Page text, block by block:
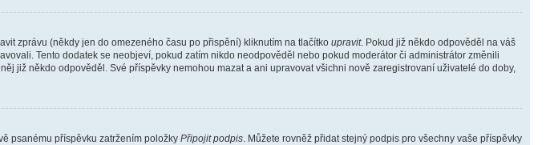
zprávu (někdy jen do omezeného času po přispění) kliknutím na tlačítko upravit. Pokud již někdo odpověděl na váš
Tento dodatek se neobjeví, pokud zatím nikdo neodpověděl nebo pokud moderátor či administrátor změnili
již někdo odpověděl. Své příspěvky nemohou mazat a ani upravovat všichni nově zaregistrovaní uživatelé do doby,
psanému příspěvku zatržením položky Připojit podpis. Můžete rovněž přidat stejný podpis pro všechny vaše příspěvky